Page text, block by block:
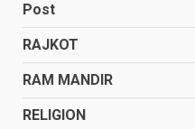
Post
RAJKOT
RAM MANDIR
RELIGION